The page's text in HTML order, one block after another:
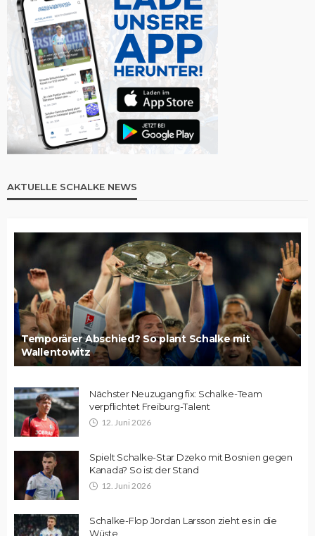
AKTUELLE SCHALKE NEWS
Temporärer Abschied? So plant Schalke mit
Wallentowitz
Nächster Neuzugang fix: Schalke-Team
verpflichtet Freiburg-Talent
12. Juni 2026
Spielt Schalke-Star Dzeko mit Bosnien gegen
Kanada? So ist der Stand
12. Juni 2026
Schalke-Flop Jordan Larsson zieht es in die
Wüste